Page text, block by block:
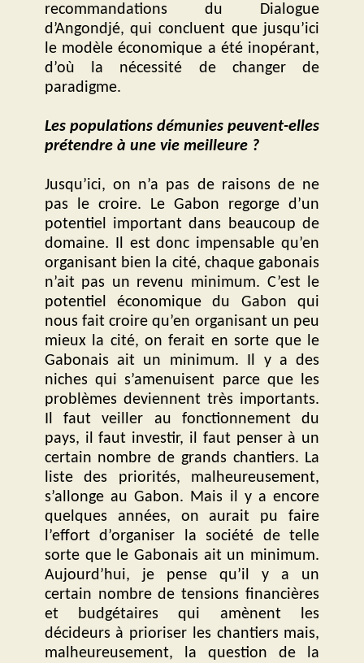
recommandations du Dialogue
d’Angondjé, qui concluent que jusqu’ici
le modèle économique a été inopérant,
d’où la nécessité de changer de
paradigme.
Les populations démunies peuvent-elles
prétendre à une vie meilleure ?
Jusqu’ici, on n’a pas de raisons de ne
pas le croire. Le Gabon regorge d’un
potentiel important dans beaucoup de
domaine. Il est donc impensable qu’en
organisant bien la cité, chaque gabonais
n’ait pas un revenu minimum. C’est le
potentiel économique du Gabon qui
nous fait croire qu’en organisant un peu
mieux la cité, on ferait en sorte que le
Gabonais ait un minimum. Il y a des
niches qui s’amenuisent parce que les
problèmes deviennent très importants.
Il faut veiller au fonctionnement du
pays, il faut investir, il faut penser à un
certain nombre de grands chantiers. La
liste des priorités, malheureusement,
s’allonge au Gabon. Mais il y a encore
quelques années, on aurait pu faire
l’effort d’organiser la société de telle
sorte que le Gabonais ait un minimum.
Aujourd’hui, je pense qu’il y a un
certain nombre de tensions financières
et budgétaires qui amènent les
décideurs à prioriser les chantiers mais,
malheureusement, la question de la